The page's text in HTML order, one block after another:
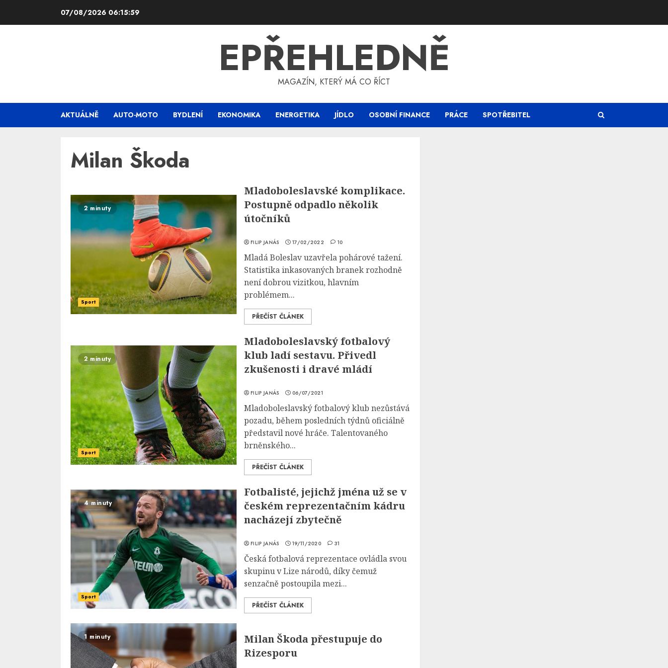
07/08/2026 06:16:00
EPŘEHLEDNĚ
MAGAZÍN, KTERÝ MÁ CO ŘÍCT
AKTUÁLNĚ AUTO-MOTO BYDLENÍ EKONOMIKA ENERGETIKA JÍDLO OSOBNÍ FINANCE PRÁCE SPOTŘEBITEL
Milan Škoda
2 minuty
Sport
Mladoboleslavské komplikace.
Postupně odpadlo několik
útočníků
FILIP JANÁS 17/02/2022 10
Mladá Boleslav uzavřela pohárové tažení.
Statistika inkasovaných branek rozhodně
není dobrou vizitkou, hlavním
problémem...
PŘEČÍST ČLÁNEK
2 minuty
Sport
Mladoboleslavský fotbalový
klub ladí sestavu. Přivedl
zkušenosti i dravé mládí
FILIP JANÁS 06/07/2021
Mladoboleslavský fotbalový klub nezůstává
pozadu, během posledních týdnů oficiálně
představil nové hráče. Talentovaného
brněnského...
PŘEČÍST ČLÁNEK
4 minuty
Sport
Fotbalisté, jejichž jména už se v
českém reprezentačním kádru
nacházejí zbytečně
FILIP JANÁS 19/11/2020 31
Česká fotbalová reprezentace ovládla svou
skupinu v Lize národů, díky čemuž
senzačně postoupila mezi...
PŘEČÍST ČLÁNEK
1 minuty
Milan Škoda přestupuje do
Rizesporu